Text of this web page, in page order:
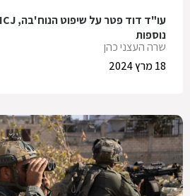
נוספות
שרה העצני כהן
18 מרץ 2024